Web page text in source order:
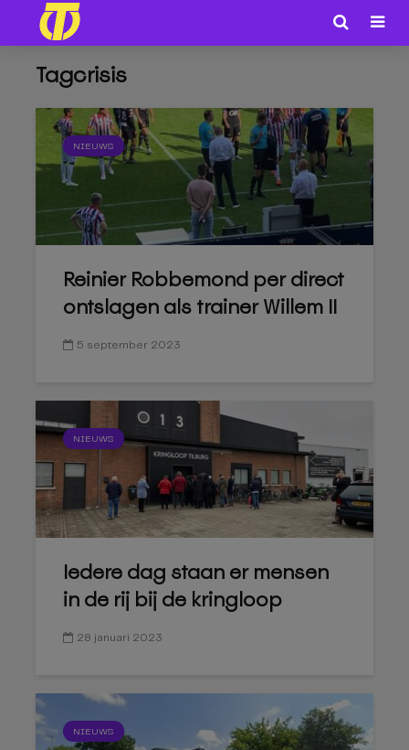
Tagcrisis
NIEUWS
Reinier Robbemond per direct
ontslagen als trainer Willem II
5 september 2023
NIEUWS
Iedere dag staan er mensen
in de rij bij de kringloop
28 januari 2023
NIEUWS